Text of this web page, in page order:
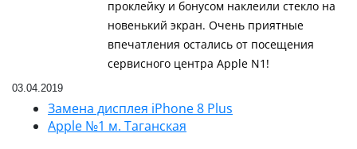
проклейку и бонусом наклеили стекло на
новенький экран. Очень приятные
впечатления остались от посещения
сервисного центра Apple N1!
03.04.2019
Замена дисплея iPhone 8 Plus
Apple №1 м. Таганская